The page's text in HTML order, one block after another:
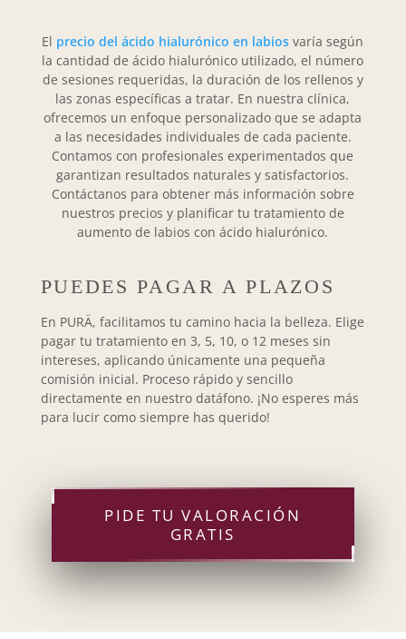
El precio del ácido hialurónico en labios varía según
la cantidad de ácido hialurónico utilizado, el número
de sesiones requeridas, la duración de los rellenos y
las zonas específicas a tratar. En nuestra clínica,
ofrecemos un enfoque personalizado que se adapta
a las necesidades individuales de cada paciente.
Contamos con profesionales experimentados que
garantizan resultados naturales y satisfactorios.
Contáctanos para obtener más información sobre
nuestros precios y planificar tu tratamiento de
aumento de labios con ácido hialurónico.
PUEDES PAGAR A PLAZOS
En PURÄ, facilitamos tu camino hacia la belleza. Elige
pagar tu tratamiento en 3, 5, 10, o 12 meses sin
intereses, aplicando únicamente una pequeña
comisión inicial. Proceso rápido y sencillo
directamente en nuestro datáfono. ¡No esperes más
para lucir como siempre has querido!
PIDE TU VALORACIÓN
GRATIS